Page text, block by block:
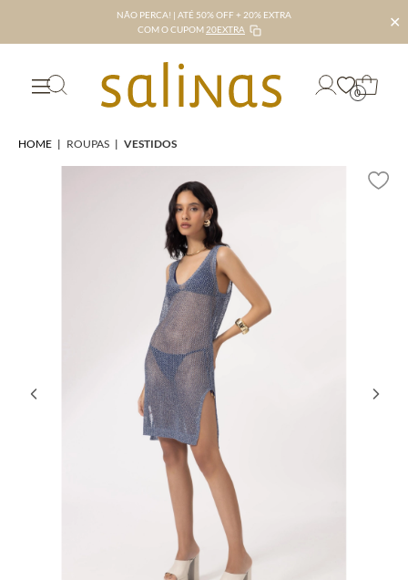
NÃO PERCA! | ATÉ 50% OFF + 20% EXTRA
COM O CUPOM 20EXTRA ✕
0
HOME | ROUPAS | VESTIDOS